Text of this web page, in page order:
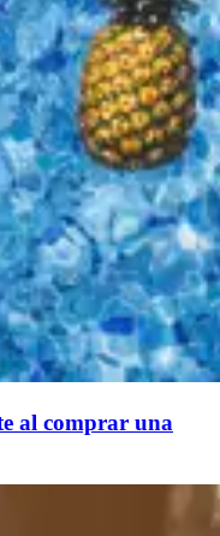
al comprar una